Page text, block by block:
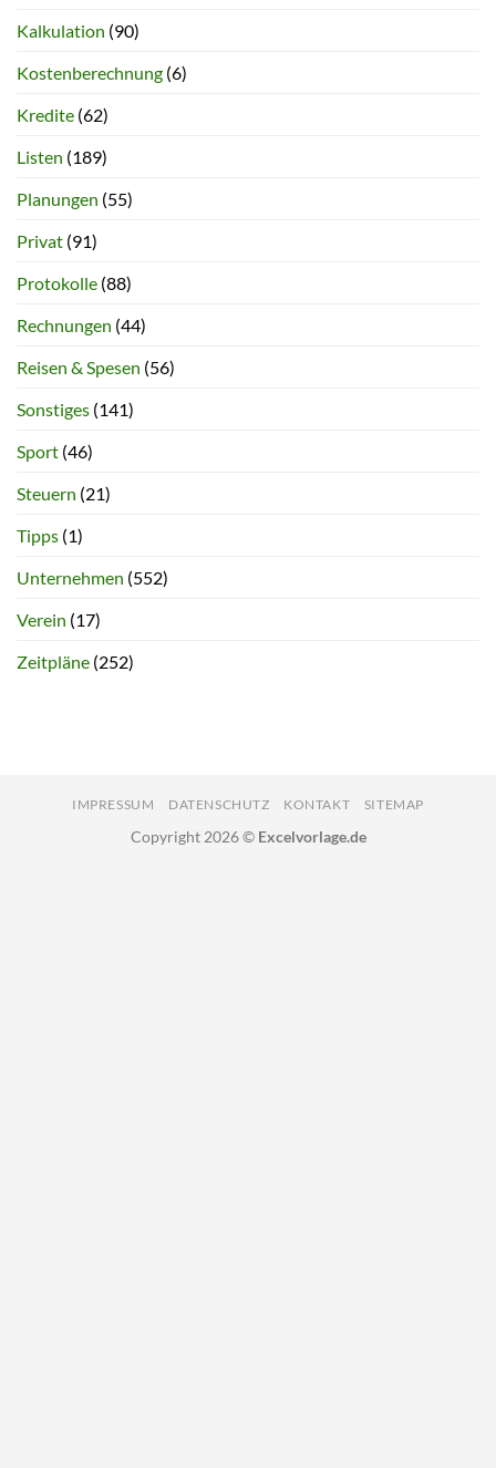
Kalkulation (90)
Kostenberechnung (6)
Kredite (62)
Listen (189)
Planungen (55)
Privat (91)
Protokolle (88)
Rechnungen (44)
Reisen & Spesen (56)
Sonstiges (141)
Sport (46)
Steuern (21)
Tipps (1)
Unternehmen (552)
Verein (17)
Zeitpläne (252)
IMPRESSUM DATENSCHUTZ KONTAKT SITEMAP
Copyright 2026 © Excelvorlage.de